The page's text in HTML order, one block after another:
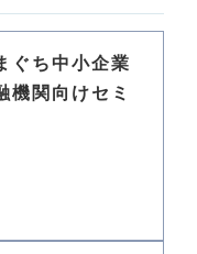
ぐち中小企業
関向けセミ